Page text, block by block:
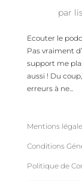
par
Ecouter le
Pas vraiment
support me
aussi ! Du
erreurs à ne...
Mentions
Conditions
Politique de